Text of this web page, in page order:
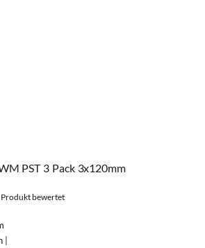
PST 3 Pack 3x120mm
Produkt bewertet